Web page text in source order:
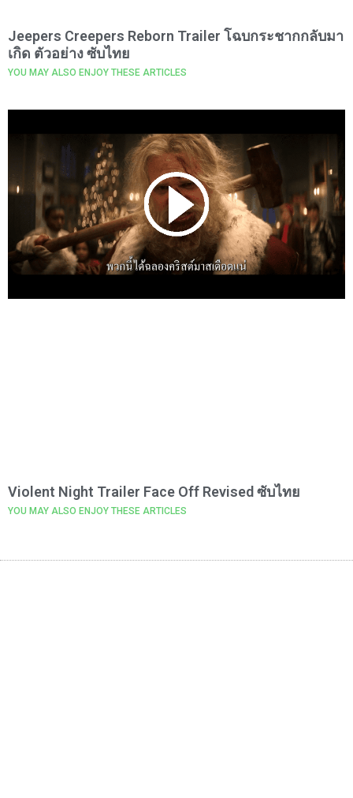
Jeepers Creepers Reborn Trailer โฉบกระชากกลับมา
เกิด ตัวอย่าง ซับไทย
YOU MAY ALSO ENJOY THESE ARTICLES
Violent Night Trailer Face Off Revised ซับไทย
YOU MAY ALSO ENJOY THESE ARTICLES